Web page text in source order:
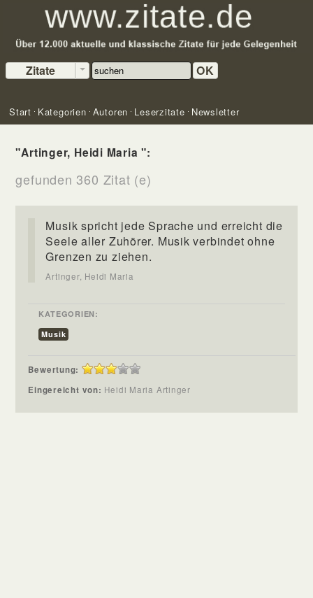
Zitate OK
Start Kategorien Autoren Leserzitate Newsletter
"Artinger, Heidi Maria ":
gefunden 360 Zitat (e)
Musik spricht jede Sprache und erreicht die
Seele aller Zuhörer. Musik verbindet ohne
Grenzen zu ziehen.
Artinger, Heidi Maria
KATEGORIEN:
Musik
Bewertung:
Eingereicht von: Heidi Maria Artinger